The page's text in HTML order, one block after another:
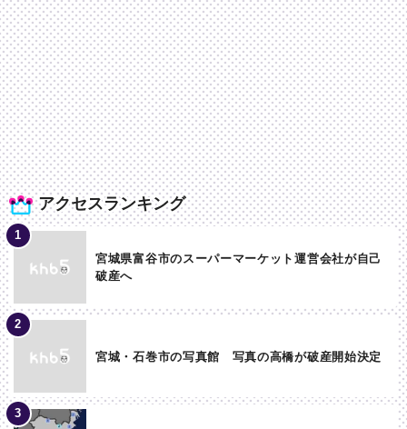
アクセスランキング
宮城県富谷市のスーパーマーケット運営会社が自己
破産へ
宮城・石巻市の写真館 写真の高橋が破産開始決定